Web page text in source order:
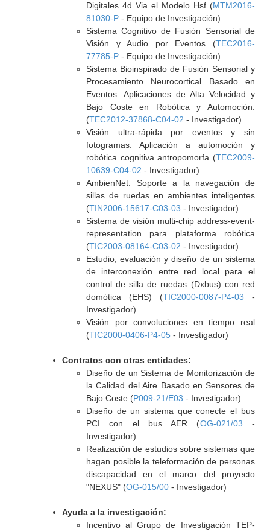
Digitales 4d Via el Modelo Hsf (MTM2016-
81030-P- Equipo de Investigación)
Sistema Cognitivo de Fusión Sensorial de
Visión y Audio por Eventos (TEC2016-
77785-P- Equipo de Investigación)
Sistema Bioinspirado de Fusión Sensorial y
Procesamiento Neurocortical Basado en
Eventos. Aplicaciones de Alta Velocidad y
Bajo Coste en Robótica y Automoción.
(TEC2012-37868-C04-02 - Investigador)
Visión ultra-rápida por eventos y sin
fotogramas. Aplicación a automoción y
robótica cognitiva antropomorfa (TEC2009-
10639-C04-02 - Investigador)
AmbienNet. Soporte a la navegación de
sillas de ruedas en ambientes inteligentes
(TIN2006-15617-C03-03 - Investigador)
Sistema de visión multi-chip address-event-
representation para plataforma robótica
(TIC2003-08164-C03-02 - Investigador)
Estudio, evaluación y diseño de un sistema
de interconexión entre red local para el
control de silla de ruedas (Dxbus) con red
domótica (EHS) (TIC2000-0087-P4-03 -
Investigador)
Visión por convoluciones en tiempo real
(TIC2000-0406-P4-05- Investigador)
Contratos con otras entidades:
Diseño de un Sistema de Monitorización de
la Calidad del Aire Basado en Sensores de
Bajo Coste (P009-21/E03 - Investigador)
Diseño de un sistema que conecte el bus
PCI con el bus AER (OG-021/03 -
Investigador)
Realización de estudios sobre sistemas que
hagan posible la teleformación de personas
discapacidad en el marco del proyecto
"NEXUS" (OG-015/00- Investigador)
Ayuda a la investigación:
Incentivo al Grupo de Investigación TEP-